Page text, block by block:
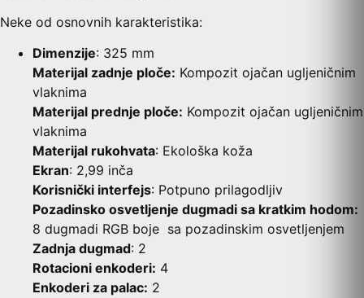
Neke od osnovnih karakteristika:
Dimenzije: 325 mm
Materijal zadnje ploče: Kompozit ojačan ugljeničnim
vlaknima
Materijal prednje ploče: Kompozit ojačan ugljeničnim
vlaknima
Materijal rukohvata: Ekološka koža
Ekran: 2,99 inča
Korisnički interfejs: Potpuno prilagodljiv
Pozadinsko osvetljenje dugmadi sa kratkim hodom:
8 dugmadi RGB boje sa pozadinskim osvetljenjem
Zadnja dugmad: 2
Rotacioni enkoderi: 4
Enkoderi za palac: 2